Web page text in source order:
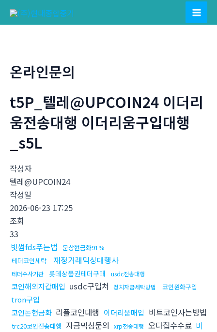
Main
온라인문의
t5P_텔레@UPCOIN24 이더리
움전송대행 이더리움구입대행
_s5L
작성자
텔레@UPCOIN24
작성일
2026-06-23 17:25
조회
33
빗썸fds푸는법
문상현금화91%
테더코인세탁
재정거래믹싱대행사
테더수사기관 롯데상품권테더구매 usdc전송대행
코인해외지갑매입 usdc구입처 정치자금세탁방법 코인원화구입
tron구입
코인돈현금화 리플코인대행 이더리움매입 비트코인사는방법
trc20코인전송대행 자금믹싱문의 xrp전송대행 오다집수수료 비